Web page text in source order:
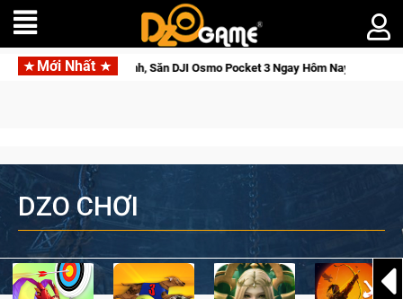
Mới Nhất
Săn DJI Osmo Pocket 3 Ngay Hôm Nay Lineage W –
DZO CHƠI